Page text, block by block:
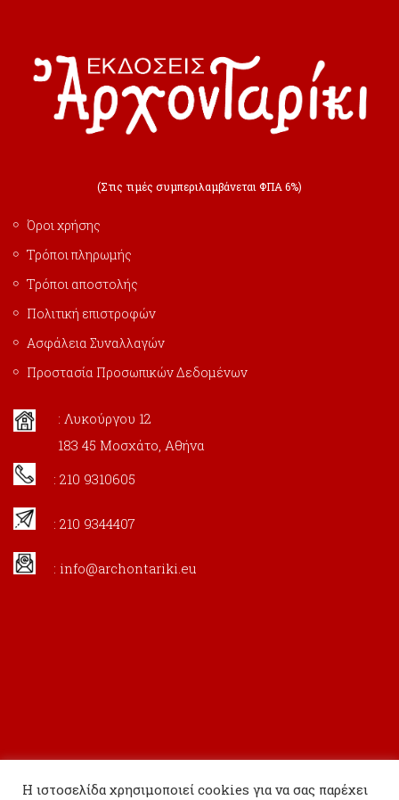
(Στις τιμές συμπεριλαμβάνεται ΦΠΑ 6%)
Όροι χρήσης
Τρόποι πληρωμής
Τρόποι αποστολής
Πολιτική επιστροφών
Ασφάλεια Συναλλαγών
Προστασία Προσωπικών Δεδομένων
: Λυκούργου 12
183 45 Μοσχάτο, Αθήνα
: 210 9310605
: 210 9344407
: info@archontariki.eu
Η ιστοσελίδα χρησιμοποιεί cookies για να σας παρέχει